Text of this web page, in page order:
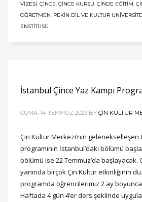
VIZESI, ÇINCE, ÇINCE KURSU, ÇINDE EĞITIM,
ÖĞRETMEN, PEKIN DIL VE KÜLTÜR
ENSTITÜSÜ
İstanbul Çince Yaz Kampı
CUMA, 14 TEMMUZ 2023 BY ÇIN KÜLTÜR
Çin Kültür Merkezi’nin gelenekselleşen
programının İstanbul’daki bölümü
bölümü ise 22 Temmuz’da başlayacak.
yanında birçok Çin Kültür etkinliğinin
programda öğrencilerimiz 2 ay
Haftada 4 gün 4’er ders şeklinde